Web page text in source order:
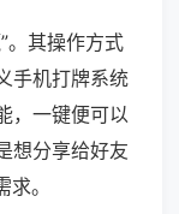
。其操作方式
手机打牌系统
，一键便可以
想分享给好友
。